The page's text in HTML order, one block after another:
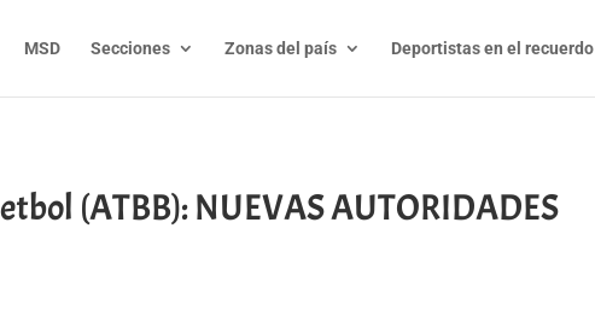
MSD Secciones Zonas del país Deportistas en el recuerdo
(ATBB): NUEVAS AUTORIDADES